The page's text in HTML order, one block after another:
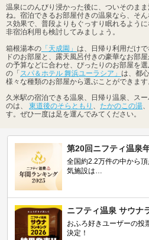
温泉にのんびり浸かった後に、ついそのま
ね。宿泊できるお部屋付きの温泉なら、そ
ス効果で、普段よりもぐっすり眠れるよう
非宿泊利用も検討してみましょう。
箱根湯本の 「天成園」 は、日帰り利用だけ
ドのお部屋と、露天風呂付きの豪華なお部
の予算などに合わせ、ぴったりのお部屋を
の「スパ＆ホテル 舞浜ユーラシア」 は、都
様々な種類のお部屋から選ぶことができます
久米駅の宿泊できる温泉、日帰り温泉、ス
のは、 東道後のそらともり 、 たかのこの湯、
す。ぜひ一度は足を運んでみてください。
第20回ニフティ温泉
全国約2.2万件の中から
気施設は…
ニフティ温泉 サウナ
おふろ好きユーザーの投
決定！